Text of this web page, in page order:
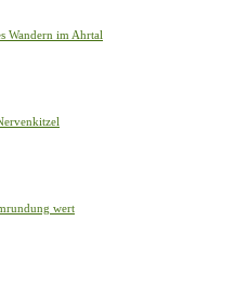
Wandern im Ahrtal
wert